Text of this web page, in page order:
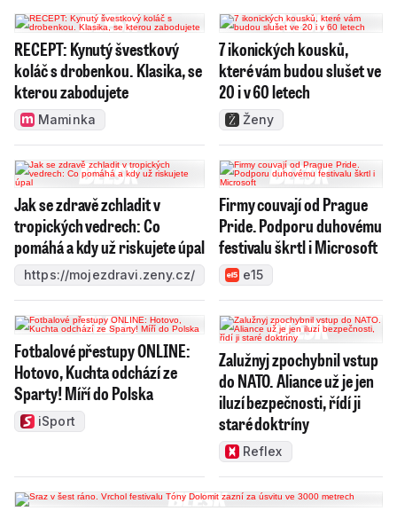
RECEPT: Kynutý švestkový
koláč s drobenkou. Klasika, se
kterou zabodujete
Maminka
7 ikonických kousků,
které vám budou slušet ve
20 i v 60 letech
Ženy
Jak se zdravě zchladit v
tropických vedrech: Co
pomáhá a kdy už riskujete úpal
https://mojezdravi.zeny.cz/
Firmy couvají od Prague
Pride. Podporu duhovému
festivalu škrtl i Microsoft
e15
Fotbalové přestupy ONLINE:
Hotovo, Kuchta odchází ze
Sparty! Míří do Polska
iSport
Zalužnyj zpochybnil vstup
do NATO. Aliance už je jen
iluzí bezpečnosti, řídí ji
staré doktríny
Reflex